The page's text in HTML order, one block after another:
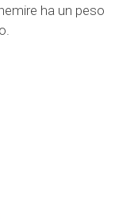
ha un peso